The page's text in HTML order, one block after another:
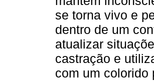
se torna vivo e
dentro de um
atualizar
castração e
com um colorido